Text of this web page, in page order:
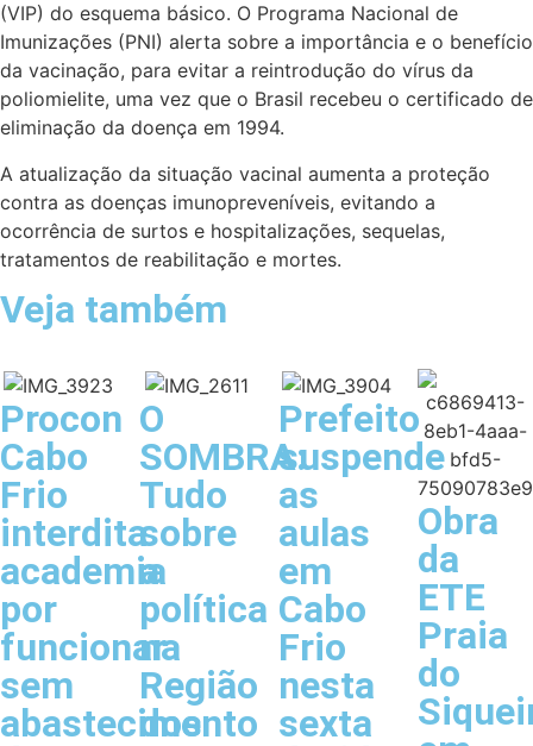
(VIP) do esquema básico. O Programa Nacional de
Imunizações (PNI) alerta sobre a importância e o benefício
da vacinação, para evitar a reintrodução do vírus da
poliomielite, uma vez que o Brasil recebeu o certificado de
eliminação da doença em 1994.
A atualização da situação vacinal aumenta a proteção
contra as doenças imunopreveníveis, evitando a
ocorrência de surtos e hospitalizações, sequelas,
tratamentos de reabilitação e mortes.
Veja também
Procon
Cabo
Frio
interdita
academia
por
funcionar
sem
abastecimento
O
SOMBRA:
Tudo
sobre
a
política
na
Região
dos
Prefeito
suspende
as
aulas
em
Cabo
Frio
nesta
sexta
Obra
da
ETE
Praia
do